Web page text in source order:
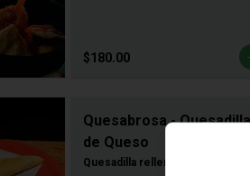
$180.00
Quesabrosa - Quesadilla
de Queso
Quesadilla rellena de queso